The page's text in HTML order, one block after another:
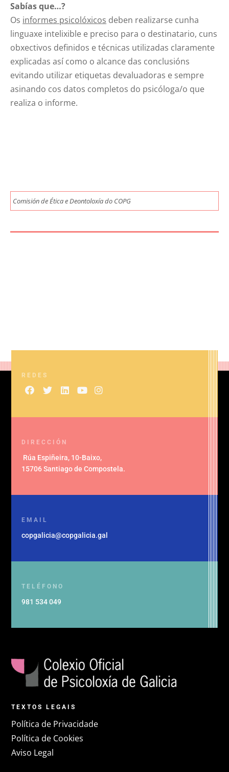
Sabías que…?
Os informes psicolóxicos deben realizarse cunha
linguaxe intelixible e preciso para o destinatario, cuns
obxectivos definidos e técnicas utilizadas claramente
explicadas así como o alcance das conclusións
evitando utilizar etiquetas devaluadoras e sempre
asinando cos datos completos do psicóloga/o que
realiza o informe.
Comisión de Ética e Deontoloxía do COPG
REDES
DIRECCIÓN
Rúa Espiñeira, 10-Baixo,
15706 Santiago de Compostela.
EMAIL
copgalicia@copgalicia.gal
TELÉFONO
981 534 049
TEXTOS LEGAIS
Política de Privacidade
Política de Cookies
Aviso Legal